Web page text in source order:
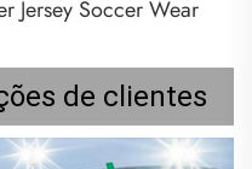
de clientes